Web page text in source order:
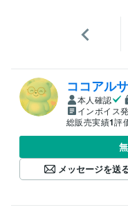
ココアル
本人確認
インボイス
総販売実績1評
メッセージを送